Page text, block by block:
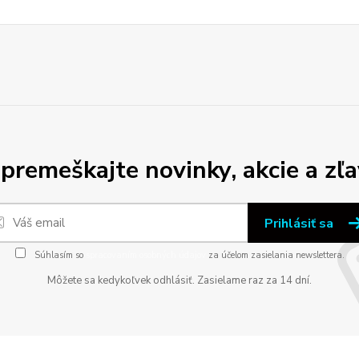
novinky, akcie a
Prihlásiť sa
Súhlasím so za účelom zasielania newslettera.
Môžete sa kedykoľvek odhlásiť. Zasielame raz za 14 dní.